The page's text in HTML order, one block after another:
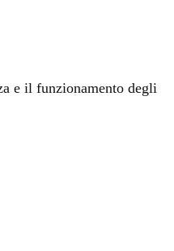
e il funzionamento degli